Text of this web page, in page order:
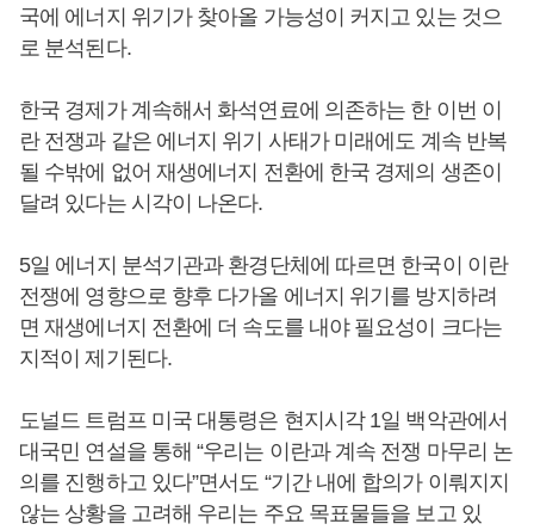
국에 에너지 위기가 찾아올 가능성이 커지고 있는 것으
로 분석된다.
한국 경제가 계속해서 화석연료에 의존하는 한 이번 이
란 전쟁과 같은 에너지 위기 사태가 미래에도 계속 반복
될 수밖에 없어 재생에너지 전환에 한국 경제의 생존이
달려 있다는 시각이 나온다.
5일 에너지 분석기관과 환경단체에 따르면 한국이 이란
전쟁에 영향으로 향후 다가올 에너지 위기를 방지하려
면 재생에너지 전환에 더 속도를 내야 필요성이 크다는
지적이 제기된다.
도널드 트럼프 미국 대통령은 현지시각 1일 백악관에서
대국민 연설을 통해 “우리는 이란과 계속 전쟁 마무리 논
의를 진행하고 있다”면서도 “기간 내에 합의가 이뤄지지
않는 상황을 고려해 우리는 주요 목표물들을 보고 있